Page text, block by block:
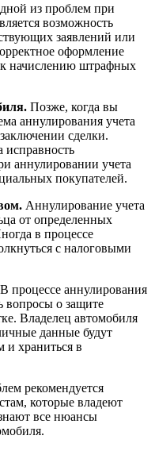
из проблем при
возможность
заявлений или
оформление
начислению штрафных
Позже, когда вы
аннулирования учета
сделки.
аннулировании учета
покупателей.
Аннулирование учета
от определенных
в процессе
с налоговыми
В процессе аннулирования
вопросы о защите
Владелец автомобиля
данные будут
и храниться в
рекомендуется
которые владеют
все нюансы